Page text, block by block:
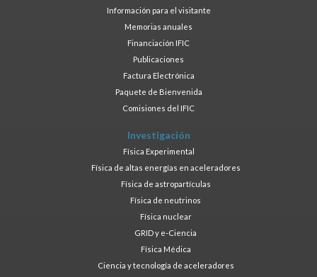
Información para el visitante
Memorias anuales
Financiación IFIC
Publicaciones
Factura Electrónica
Paquete de Bienvenida
Comisiones del IFIC
Investigación
Física Experimental
Física de altas energías en aceleradores
Física de astropartículas
Física de neutrinos
Física nuclear
GRID y e-Ciencia
Física Médica
Ciencia y tecnología de aceleradores